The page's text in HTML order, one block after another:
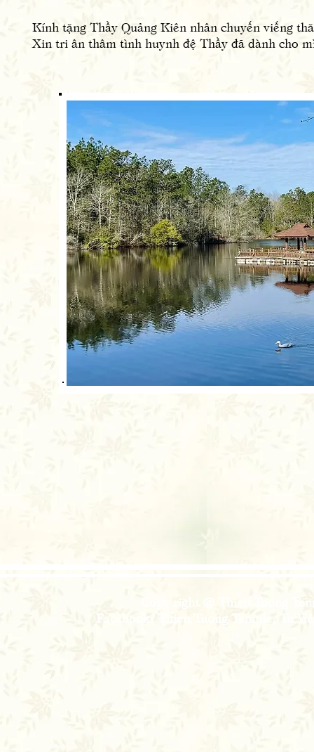
Kính tặng Thầy Quảng Kiên nhân chuyến viếng
Xin tri ân thâm tình huynh đệ Thầy đã dành cho
Copy right @ Thien Tuong
Facebook: Thien Tuong Temple; Tu